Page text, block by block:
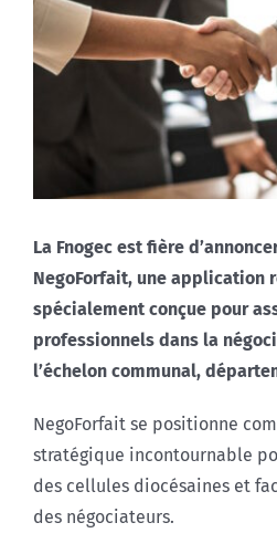
La Fnogec est fière
NegoForfait, une application
spécialement conçue pour
professionnels dans la
l’échelon communal,
NegoForfait se positionne
stratégique incontournable
des cellules diocésaines et
des négociateurs.